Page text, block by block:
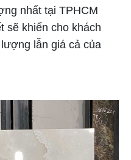
nhất tại TPHCM
sẽ khiến cho khách
lẫn giá cả của